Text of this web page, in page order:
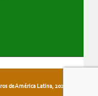
de América Latina, 2026